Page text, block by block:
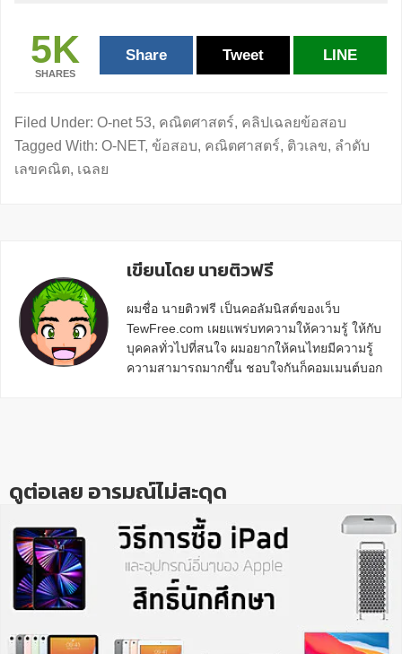
5K
SHARES
Share Tweet LINE
Filed Under: O-net 53, คณิตศาสตร์, คลิปเฉลยข้อสอบ
Tagged With: O-NET, ข้อสอบ, คณิตศาสตร์, ติวเลข, ลำดับ
เลขคณิต, เฉลย
เขียนโดย นายติวฟรี
ผมชื่อ นายติวฟรี เป็นคอลัมนิสต์ของเว็บ
TewFree.com เผยแพร่บทความให้ความรู้ ให้กับ
บุคคลทั่วไปที่สนใจ ผมอยากให้คนไทยมีความรู้
ความสามารถมากขึ้น ชอบใจกันก็คอมเมนต์บอก
ดูต่อเลย อารมณ์ไม่สะดุด